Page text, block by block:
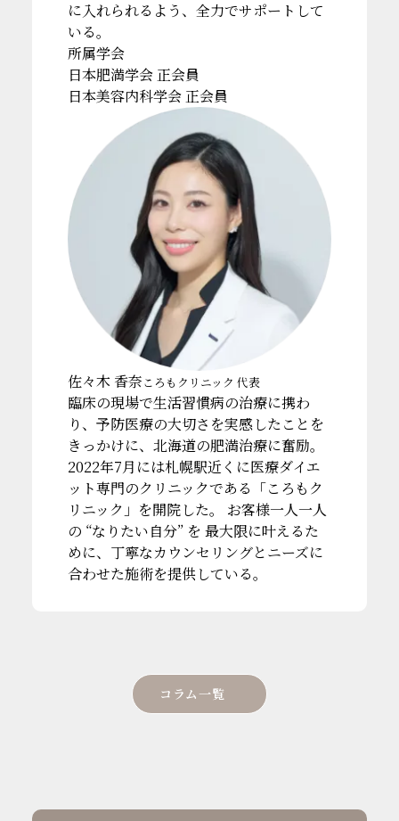
に入れられるよう、全力でサポートして
いる。
所属学会
日本肥満学会 正会員
日本美容内科学会 正会員
佐々木 香奈ころもクリニック 代表
臨床の現場で生活習慣病の治療に携わ
り、予防医療の大切さを実感したことを
きっかけに、北海道の肥満治療に奮励。
2022年7月には札幌駅近くに医療ダイエ
ット専門のクリニックである「ころもク
リニック」を開院した。 お客様一人一人
の “なりたい自分” を 最大限に叶えるた
めに、丁寧なカウンセリングとニーズに
合わせた施術を提供している。
コラム一覧